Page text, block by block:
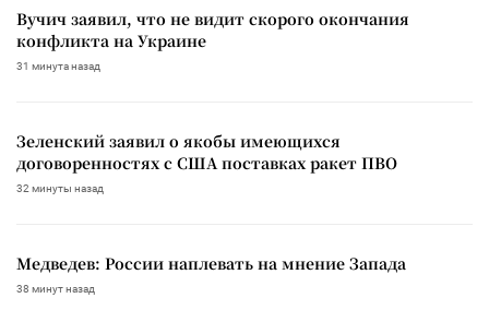
Вучич заявил, что не видит скорого окончания
конфликта на Украине
31 минута назад
Зеленский заявил о якобы имеющихся
договоренностях с США поставках ракет ПВО
32 минуты назад
Медведев: России наплевать на мнение Запада
38 минут назад